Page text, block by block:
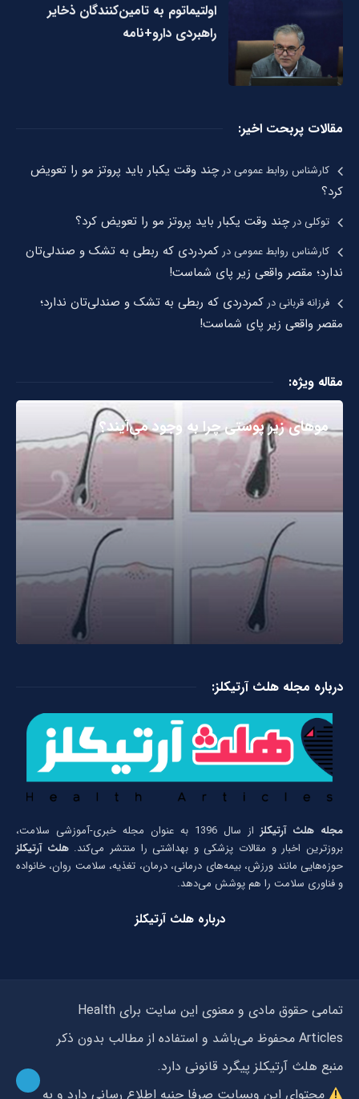
اولتیماتوم به تامین‌کنندگان ذخایر
راهبردی دارو+نامه
مقالات پربحت اخیر:
کارشناس روابط عمومیدرچند وقت یکبار باید پروتز مو را تعویض
کرد؟
توکلیدرچند وقت یکبار باید پروتز مو را تعویض کرد؟
کارشناس روابط عمومیدر کمردردی که ربطی به تشک و صندلی‌تان
ندارد؛ مقصر واقعی زیر پای شماست!
فرزانه قربانیدر کمردردی که ربطی به تشک و صندلی‌تان ندارد؛
مقصر واقعی زیر پای شماست!
مقاله ویژه:
مو‌های زیر پوستی چرا به وجود می‌آیند؟
درباره مجله هلث آرتیکلز:
مجله هلث آرتیکلز
از سال 1396 به عنوان مجله خبری-آموزشی سلامت،
بروزترین اخبار و مقالات پزشکی و بهداشتی را منتشر می‌کند.هلث آرتیکلز
حوزه‌هایی مانند ورزش، بیمه‌های درمانی، درمان، تغذیه، سلامت روان، خانواده
و فناوری سلامت را هم پوشش می‌دهد.
درباره هلث آرتیکلز
تمامی حقوق مادی و معنوی این سایت برای Health
Articles محفوظ می‌باشد و استفاده از مطالب بدون ذکر
منبع هلث آرتیکلز پیگرد قانونی دارد.
محتوای این وبسایت صرفا جنبه اطلاع رسانی دارد و به